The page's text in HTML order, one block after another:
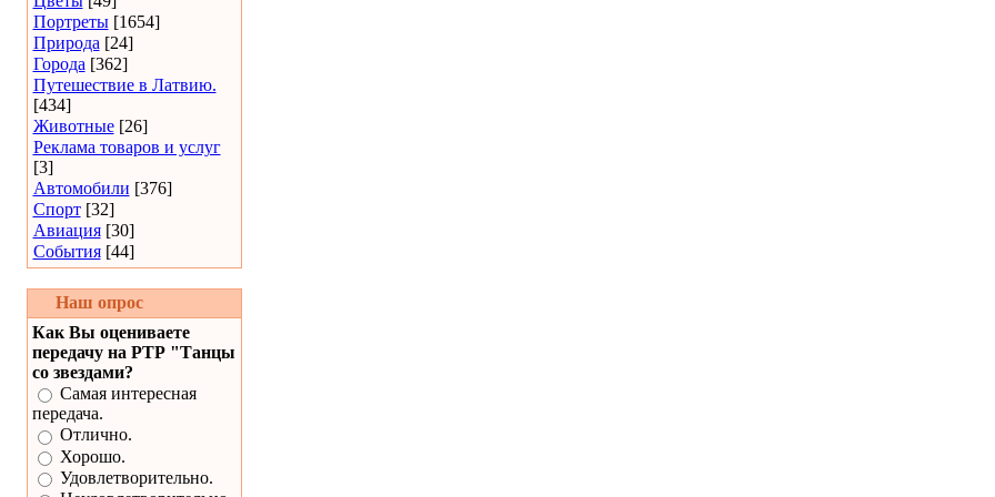
Портреты [1654]
Природа [24]
Города [362]
Путешествие в Латвию.
[434]
Животные [26]
Реклама товаров и услуг
[3]
Автомобили [376]
Спорт [32]
Авиация [30]
События [44]
Наш опрос
Как Вы оцениваете
передачу на РТР "Танцы
со звездами?
Самая интересная
передача.
Отлично.
Хорошо.
Удовлетворительно.